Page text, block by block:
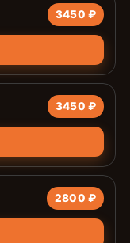
3450 ₽
3450 ₽
2800 ₽